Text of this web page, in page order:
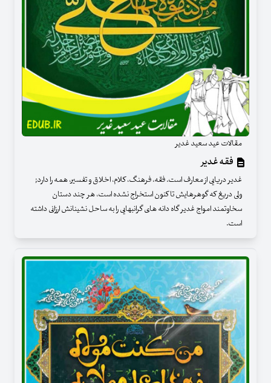
مقالات عید سعید غدیر
فقه غدیر
غدیر دریایی از معارف است. فقه، فرهنگ، کلام، اخلاق و تفسیر، همه را دارد;
ولی دریغ که گوهرهایش تا کنون استخراج نشده است، هر چند دستان
سخاوتمند امواج غدیر گاه دانه های گرانبهایی را به ساحل نشینانش ارزانی داشته
است.